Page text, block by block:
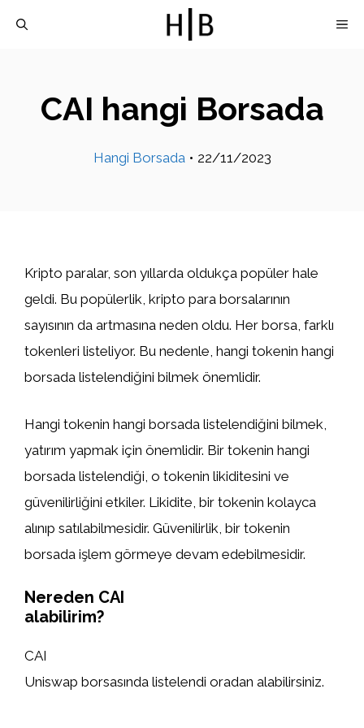
CAI hangi Borsada
Hangi Borsada • 22/11/2023
Kripto paralar, son yıllarda oldukça popüler hale
geldi. Bu popülerlik, kripto para borsalarının
sayısının da artmasına neden oldu. Her borsa, farklı
tokenleri listeliyor. Bu nedenle, hangi tokenin hangi
borsada listelendiğini bilmek önemlidir.
Hangi tokenin hangi borsada listelendiğini bilmek,
yatırım yapmak için önemlidir. Bir tokenin hangi
borsada listelendiği, o tokenin likiditesini ve
güvenilirliğini etkiler. Likidite, bir tokenin kolayca
alınıp satılabilmesidir. Güvenilirlik, bir tokenin
borsada işlem görmeye devam edebilmesidir.
Nereden CAI
alabilirim?
CAI
Uniswap borsasında listelendi oradan alabilirsiniz.